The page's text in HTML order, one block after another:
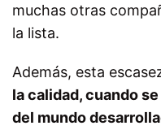
muchas otras
la lista.
Además, esta
la calidad, cuando
del mundo